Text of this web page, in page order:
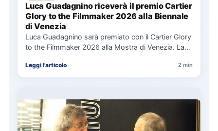
Luca Guadagnino riceverà il premio Cartier
Glory to the Filmmaker 2026 alla Biennale
di Venezia
Luca Guadagnino sarà premiato con il Cartier Glory
to the Filmmaker 2026 alla Mostra di Venezia. La
Leggi l'articolo 2 min